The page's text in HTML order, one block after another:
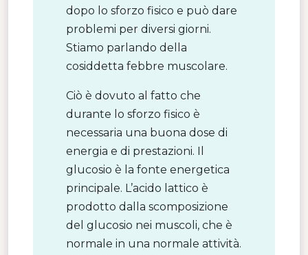
dopo lo sforzo fisico e può dare
problemi per diversi giorni.
Stiamo parlando della
cosiddetta febbre muscolare.
Ciò è dovuto al fatto che
durante lo sforzo fisico è
necessaria una buona dose di
energia e di prestazioni. Il
glucosio è la fonte energetica
principale. L’acido lattico è
prodotto dalla scomposizione
del glucosio nei muscoli, che è
normale in una normale attività.